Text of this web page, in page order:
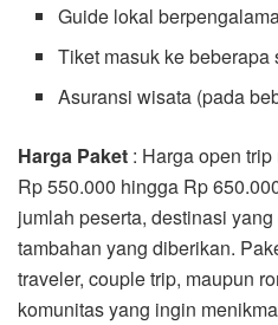
Guide lokal
Tiket masuk ke beberapa
Asuransi wisata (pada
Harga Paket : Harga open
Rp 550.000 hingga Rp
jumlah peserta, destinasi
tambahan yang diberikan.
traveler, couple trip, maupun
komunitas yang ingin